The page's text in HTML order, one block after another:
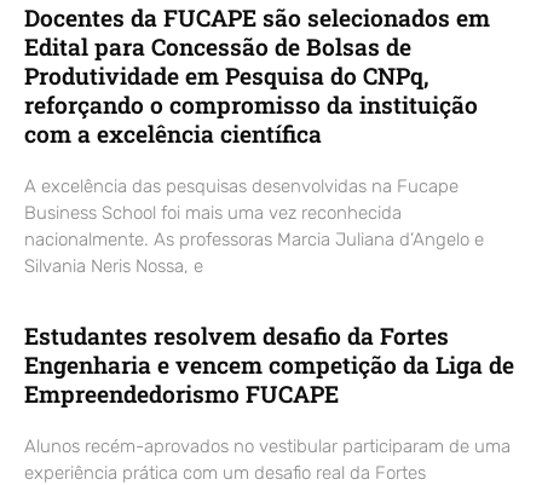
Docentes da FUCAPE são selecionados em
Edital para Concessão de Bolsas de
Produtividade em Pesquisa do CNPq,
reforçando o compromisso da instituição
com a excelência científica
A excelência das pesquisas desenvolvidas na Fucape
Business School foi mais uma vez reconhecida
nacionalmente. As professoras Marcia Juliana d’Angelo e
Silvania Neris Nossa, e
Estudantes resolvem desafio da Fortes
Engenharia e vencem competição da Liga de
Empreendedorismo FUCAPE
Alunos recém-aprovados no vestibular participaram de uma
experiência prática com um desafio real da Fortes